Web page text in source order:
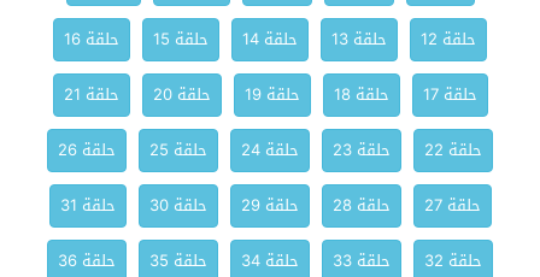
حلقة 12
حلقة 13 حلقة 14 حلقة 15
حلقة 16
حلقة 17
حلقة 18 حلقة 19 حلقة 20
حلقة 21
حلقة 22
حلقة 23 حلقة 24 حلقة 25
حلقة 26
حلقة 27
حلقة 28 حلقة 29 حلقة 30
حلقة 31
حلقة 32
حلقة 33 حلقة 34 حلقة 35
حلقة 36